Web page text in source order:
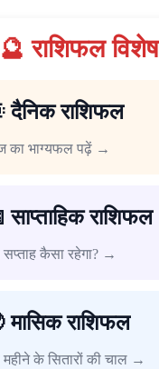
🔮 राशिफल विशेष
दैनिक राशिफल
का भाग्यफल पढ़ें →
साप्ताहिक राशिफल
कैसा रहेगा? →
मासिक राशिफल
के सितारों की चाल →